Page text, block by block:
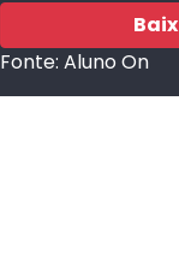
Fonte: Aluno On